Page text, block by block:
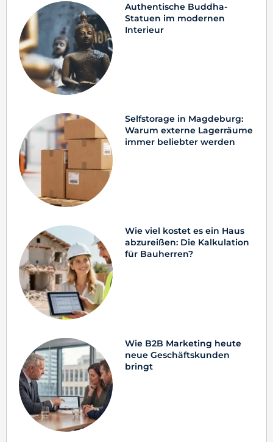
Authentische Buddha-
Statuen im modernen
Interieur
Selfstorage in Magdeburg:
Warum externe Lagerräume
immer beliebter werden
Wie viel kostet es ein Haus
abzureißen: Die Kalkulation
für Bauherren?
Wie B2B Marketing heute
neue Geschäftskunden
bringt